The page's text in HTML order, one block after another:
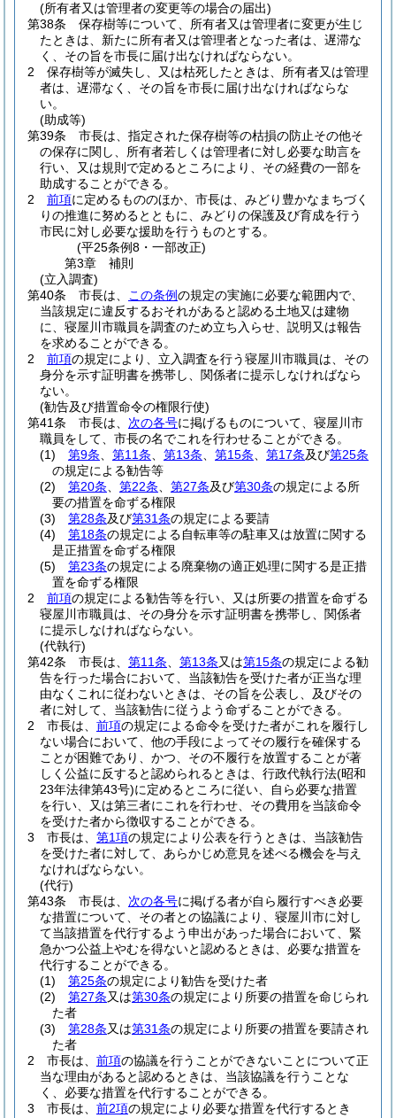
(所有者又は管理者の変更等の場合の届出)
第38条
保存樹等について、所有者又は管理者に変更が生じ
たときは、新たに所有者又は管理者となった者は、遅滞な
く、その旨を市長に届け出なければならない。
2
保存樹等が滅失し、又は枯死したときは、所有者又は管理
者は、遅滞なく、その旨を市長に届け出なければならな
い。
(助成等)
第39条
市長は、指定された保存樹等の枯損の防止その他そ
の保存に関し、所有者若しくは管理者に対し必要な助言を
行い、又は規則で定めるところにより、その経費の一部を
助成することができる。
2
前項に定めるもののほか、市長は、みどり豊かなまちづく
りの推進に努めるとともに、みどりの保護及び育成を行う
市民に対し必要な援助を行うものとする。
(平25条例8・一部改正)
第3章
補則
(立入調査)
第40条
市長は、 この条例の規定の実施に必要な範囲内で、
当該規定に違反するおそれがあると認める土地又は建物
に、寝屋川市職員を調査のため立ち入らせ、説明又は報告
を求めることができる。
2
前項の規定により、立入調査を行う寝屋川市職員は、その
身分を示す証明書を携帯し、関係者に提示しなければなら
ない。
(勧告及び措置命令の権限行使)
第41条
市長は、 次の各号に掲げるものについて、寝屋川市
職員をして、市長の名でこれを行わせることができる。
(1)
第9条 第11条 第13条 第15条 第17条及び第25条
の規定による勧告等
(2)
第20条 第22条 第27条及び第30条の規定による所
要の措置を命ずる権限
(3)
第28条及び第31条の規定による要請
(4)
第18条の規定による自転車等の駐車又は放置に関する
是正措置を命ずる権限
(5)
第23条の規定による廃棄物の適正処理に関する是正措
置を命ずる権限
2
前項の規定による勧告等を行い、又は所要の措置を命ずる
寝屋川市職員は、その身分を示す証明書を携帯し、関係者
に提示しなければならない。
(代執行)
第42条
市長は、 第11条 第13条又は第15条の規定による勧
告を行った場合において、当該勧告を受けた者が正当な理
由なくこれに従わないときは、その旨を公表し、及びその
者に対して、当該勧告に従うよう命ずることができる。
2
市長は、 前項の規定による命令を受けた者がこれを履行し
ない場合において、他の手段によってその履行を確保する
ことが困難であり、かつ、その不履行を放置することが著
しく公益に反すると認められるときは、行政代執行法(昭和
23年法律第43号)に定めるところに従い、自ら必要な措置
を行い、又は第三者にこれを行わせ、その費用を当該命令
を受けた者から徴収することができる。
3
市長は、 第1項の規定により公表を行うときは、当該勧告
を受けた者に対して、あらかじめ意見を述べる機会を与え
なければならない。
(代行)
第43条
市長は、 次の各号に掲げる者が自ら履行すべき必要
な措置について、その者との協議により、寝屋川市に対し
て当該措置を代行するよう申出があった場合において、緊
急かつ公益上やむを得ないと認めるときは、必要な措置を
代行することができる。
(1)
第25条の規定により勧告を受けた者
(2)
第27条又は第30条の規定により所要の措置を命じられ
た者
(3)
第28条又は第31条の規定により所要の措置を要請され
た者
2
市長は、 前項の協議を行うことができないことについて正
当な理由があると認めるときは、当該協議を行うことな
く、必要な措置を代行することができる。
3
市長は、 前2項の規定により必要な措置を代行するとき